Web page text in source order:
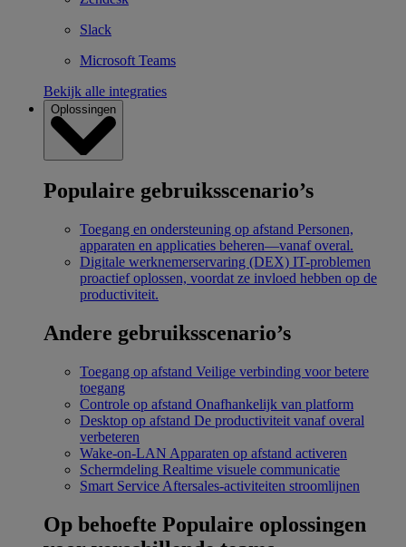
Slack
Microsoft Teams
Bekijk alle integraties
Oplossingen
Populaire gebruiksscenario’s
Toegang en ondersteuning op afstand Personen,
apparaten en applicaties beheren—vanaf overal.
Digitale werknemerservaring (DEX) IT-problemen
proactief oplossen, voordat ze invloed hebben op de
productiviteit.
Andere gebruiksscenario’s
Toegang op afstand Veilige verbinding voor betere
toegang
Controle op afstand Onafhankelijk van platform
Desktop op afstand De productiviteit vanaf overal
verbeteren
Wake-on-LAN Apparaten op afstand activeren
Schermdeling Realtime visuele communicatie
Smart Service Aftersales-activiteiten stroomlijnen
Op behoefte Populaire oplossingen